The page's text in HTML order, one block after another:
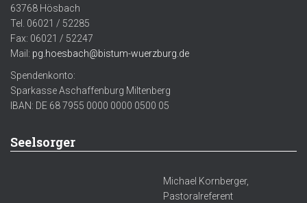
63768 Hösbach
Tel. 06021 / 52285
Fax: 06021 / 52247
Mail: pg.hoesbach@bistum-wuerzburg.de
Spendenkonto:
Sparkasse Aschaffenburg Miltenberg
IBAN: DE 68 7955 0000 0000 0500 05
Seelsorger
Michael Kornberger,
Pastoralreferent